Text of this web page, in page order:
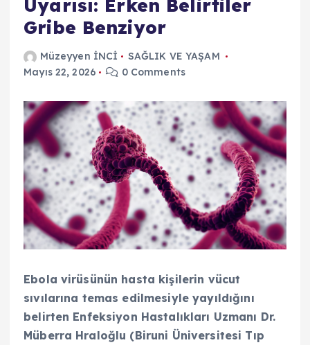
Uyarısı: Erken Belirtiler
Gribe Benziyor
Müzeyyen İNCİ
SAĞLIK VE YAŞAM
Mayıs 22, 2026
0 Comments
Ebola virüsünün hasta kişilerin vücut
sıvılarına temas edilmesiyle yayıldığını
belirten Enfeksiyon Hastalıkları Uzmanı Dr.
Müberra Hraloğlu (Biruni Üniversitesi Tıp